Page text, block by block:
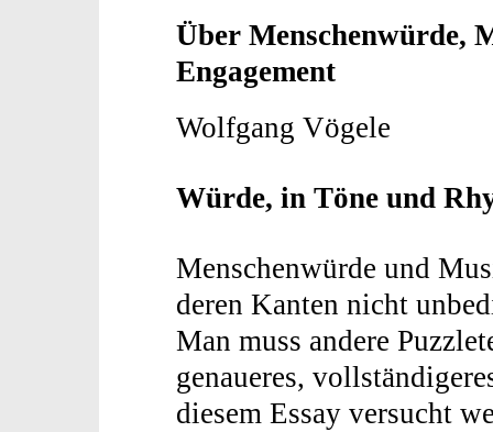
Über Menschenwürde,
Engagement
Wolfgang Vögele
Würde, in Töne und
Menschenwürde und
deren Kanten nicht
Man muss andere
genaueres,
diesem Essay versucht